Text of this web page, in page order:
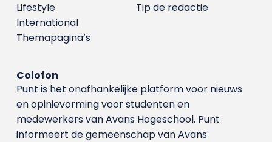
Tip de redactie
Lifestyle
International
Themapagina’s
Colofon
Punt is het onafhankelijke platform voor nieuws
en opinievorming voor studenten en
medewerkers van Avans Hoge­school. Punt
informeert de gemeenschap van Avans